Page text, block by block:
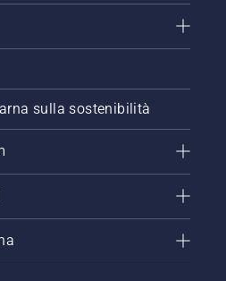
sulla sostenibilità